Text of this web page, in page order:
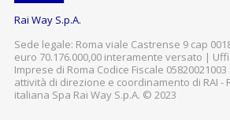
Rai Way S.p.A.
Sede legale: Roma viale Castrense 9 cap
euro 70.176.000,00 interamente versato |
Imprese di Roma Codice Fiscale
attività di direzione e coordinamento di RAI -
italiana Spa Rai Way S.p.A. © 2023